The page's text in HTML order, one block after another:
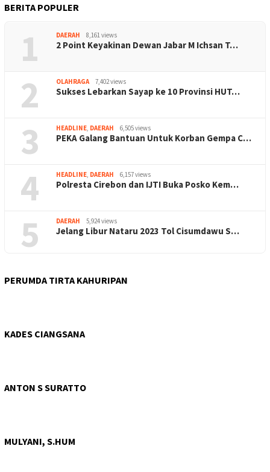
BERITA POPULER
1 DAERAH 8,161 views
2 Point Keyakinan Dewan Jabar M Ichsan T…
2 OLAHRAGA 7,402 views
Sukses Lebarkan Sayap ke 10 Provinsi HUT…
3 HEADLINE DAERAH 6,505 views
PEKA Galang Bantuan Untuk Korban Gempa C…
4 HEADLINE DAERAH 6,157 views
Polresta Cirebon dan IJTI Buka Posko Kem…
5 DAERAH 5,924 views
Jelang Libur Nataru 2023 Tol Cisumdawu S…
PERUMDA TIRTA KAHURIPAN
KADES CIANGSANA
ANTON S SURATTO
MULYANI, S.HUM